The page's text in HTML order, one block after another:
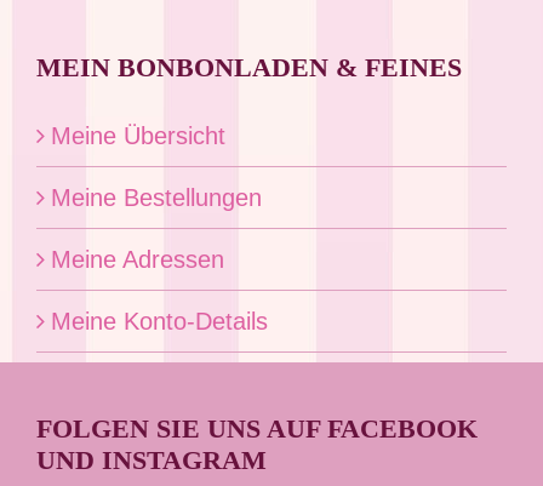
MEIN BONBONLADEN & FEINES
Meine Übersicht
Meine Bestellungen
Meine Adressen
Meine Konto-Details
FOLGEN SIE UNS AUF FACEBOOK
UND INSTAGRAM